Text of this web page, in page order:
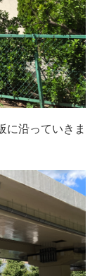
に沿っていきま